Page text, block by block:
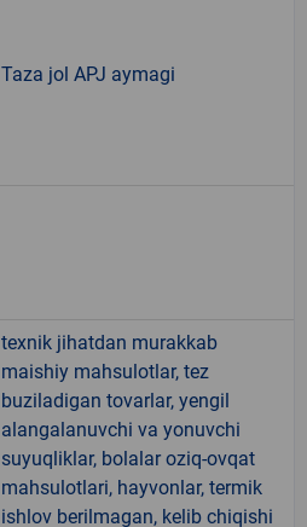
Taza jol APJ aymagi
texnik jihatdan murakkab
maishiy mahsulotlar, tez
buziladigan tovarlar, yengil
alangalanuvchi va yonuvchi
suyuqliklar, bolalar oziq-ovqat
mahsulotlari, hayvonlar, termik
ishlov berilmagan, kelib chiqishi